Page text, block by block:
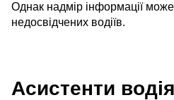
Однак надмір інформації
недосвідчених водіїв.
Асистенти